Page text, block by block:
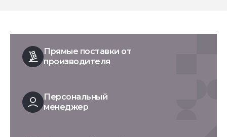
Прямые поставки от
производителя
Персональный
менеджер